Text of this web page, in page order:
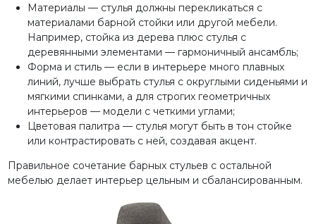
Материалы — стулья должны перекликаться с
материалами барной стойки или другой мебели.
Например, стойка из дерева плюс стулья с
деревянными элементами — гармоничный ансамбль;
Форма и стиль — если в интерьере много плавных
линий, лучше выбрать стулья с округлыми сиденьями и
мягкими спинками, а для строгих геометричных
интерьеров — модели с четкими углами;
Цветовая палитра — стулья могут быть в тон стойке
или контрастировать с ней, создавая акцент.
Правильное сочетание барных стульев с остальной
мебелью делает интерьер цельным и сбалансированным.